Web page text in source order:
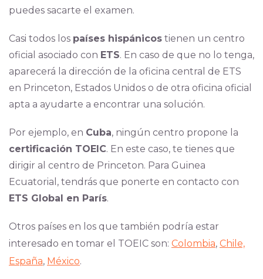
puedes sacarte el examen.
Casi todos los países hispánicos tienen un centro
oficial asociado con ETS. En caso de que no lo tenga,
aparecerá la dirección de la oficina central de ETS
en Princeton, Estados Unidos o de otra oficina oficial
apta a ayudarte a encontrar una solución.
Por ejemplo, en Cuba, ningún centro propone la
certificación TOEIC. En este caso, te tienes que
dirigir al centro de Princeton. Para Guinea
Ecuatorial, tendrás que ponerte en contacto con
ETS Global en París.
Otros países en los que también podría estar
interesado en tomar el TOEIC son: Colombia, Chile,
España, México.